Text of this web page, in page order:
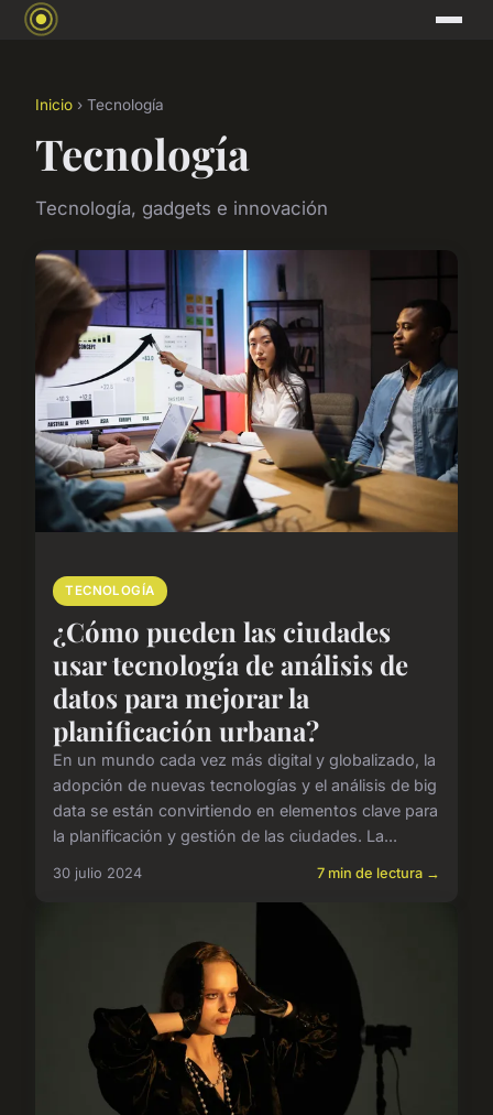
Inicio › Tecnología
Tecnología
Tecnología, gadgets e innovación
TECNOLOGÍA
¿Cómo pueden las ciudades
usar tecnología de análisis de
datos para mejorar la
planificación urbana?
En un mundo cada vez más digital y globalizado, la
adopción de nuevas tecnologías y el análisis de big
data se están convirtiendo en elementos clave para
la planificación y gestión de las ciudades. La...
30 julio 2024 7 min de lectura →